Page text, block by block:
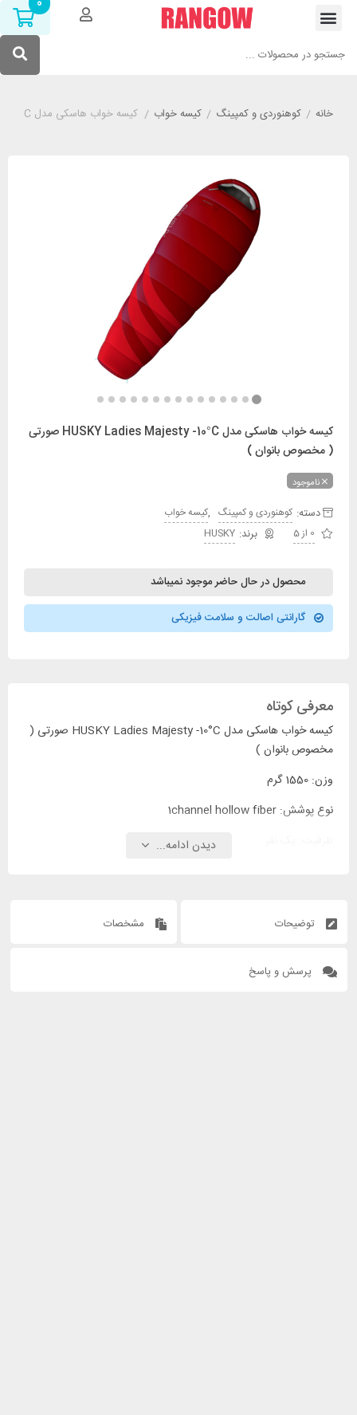
خانه/ کوهنوردی و کمپینگ/ کیسه خواب/ کیسه خواب هاسکی مدل HUSKY Ladies Majesty -10°C صورتی ( مخصوص بانوان )
کیسه خواب هاسکی مدل HUSKY Ladies Majesty -10°C صورتی
( مخصوص بانوان )
ناموجود
دسته: کوهنوردی و کمپینگ
کیسه خواب
0 از 5
HUSKY
محصول در حال حاضر موجود نمیباشد
گارانتی اصالت و سلامت فیزیکی
معرفی کوتاه
کیسه خواب هاسکی مدل HUSKY Ladies Majesty -10°C صورتی (
مخصوص بانوان )
وزن: 1550 گرم
نوع پوشش: 1channel hollow fiber
دیدن ادامه...
توضیحات مشخصات
پرسش و پاسخ